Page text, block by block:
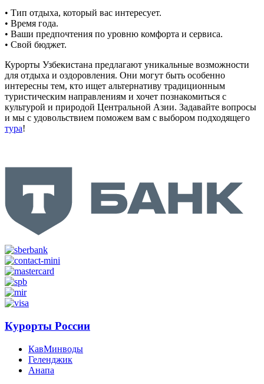
• Тип отдыха, который вас интересует.
• Время года.
• Ваши предпочтения по уровню комфорта и сервиса.
• Свой бюджет.
Курорты Узбекистана предлагают уникальные возможности
для отдыха и оздоровления. Они могут быть особенно
интересны тем, кто ищет альтернативу традиционным
туристическим направлениям и хочет познакомиться с
культурой и природой Центральной Азии. Задавайте вопросы
и мы с удовольствием поможем вам с выбором подходящего
тура!
Курорты России
КавМинводы
Геленджик
Анапа